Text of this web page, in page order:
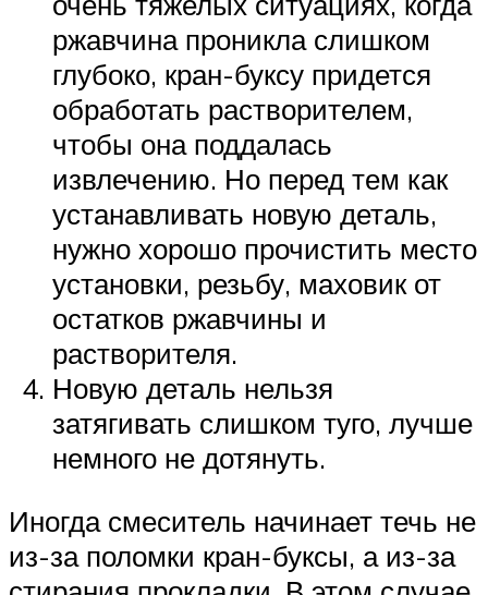
ржавчина проникла слишком
глубоко, кран-буксу придется
обработать растворителем,
чтобы она поддалась
извлечению. Но перед тем как
устанавливать новую деталь,
нужно хорошо прочистить место
установки, резьбу, маховик от
остатков ржавчины и
растворителя.
Новую деталь нельзя
затягивать слишком туго, лучше
немного не дотянуть.
Иногда смеситель начинает течь не
из-за поломки кран-буксы, а из-за